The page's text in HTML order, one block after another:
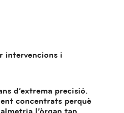
intervencions i
d’extrema precisió.
concentrats perquè